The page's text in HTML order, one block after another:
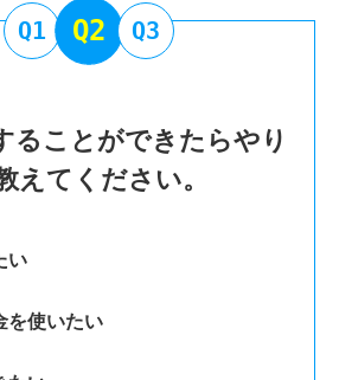
Q1 Q2 Q3
ることができたらやり
えてください。
い
を使いたい